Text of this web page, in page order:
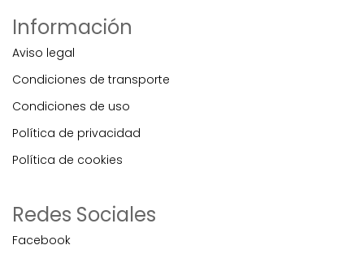
Información
Aviso legal
Condiciones de transporte
Condiciones de uso
Política de privacidad
Política de cookies
Redes Sociales
Facebook